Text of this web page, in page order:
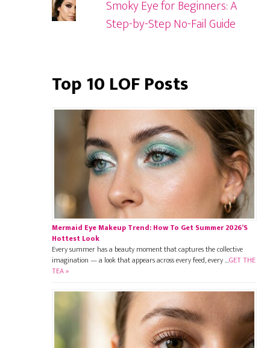
Smoky Eye for Beginners: A
Step-by-Step No-Fail Guide
Top 10 LOF Posts
Mermaid Eye Makeup Trend: How To Get Summer 2026’s
Hottest Look
Every summer has a beauty moment that captures the collective
imagination — a look that appears across every feed, every …GET THE
TEA »